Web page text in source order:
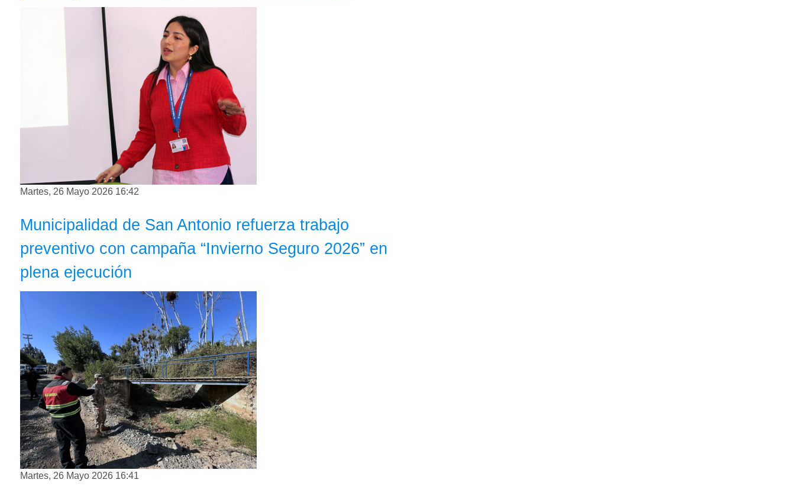
Martes, 26 Mayo 2026 16:42
Municipalidad de San Antonio refuerza trabajo
preventivo con campaña “Invierno Seguro 2026” en
plena ejecución
Martes, 26 Mayo 2026 16:41